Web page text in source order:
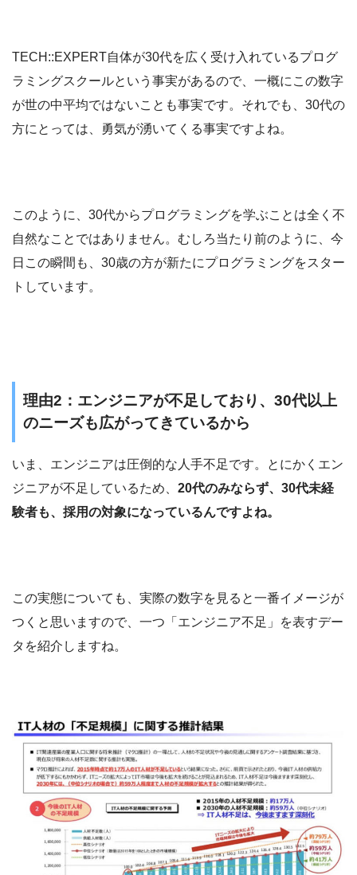
TECH::EXPERT自体が30代を広く受け入れているプログ
ラミングスクールという事実があるので、一概にこの数字
が世の中平均ではないことも事実です。それでも、30代の
方にとっては、勇気が湧いてくる事実ですよね。
このように、30代からプログラミングを学ぶことは全く不
自然なことではありません。むしろ当たり前のように、今
日この瞬間も、30歳の方が新たにプログラミングをスター
トしています。
理由2：エンジニアが不足しており、30代以上
のニーズも広がってきているから
いま、エンジニアは圧倒的な人手不足です。とにかくエン
ジニアが不足しているため、 20代のみならず、30代未経
験者も、採用の対象になっているんですよね。
この実態についても、実際の数字を見ると一番イメージが
つくと思いますので、一つ「エンジニア不足」を表すデー
タを紹介しますね。